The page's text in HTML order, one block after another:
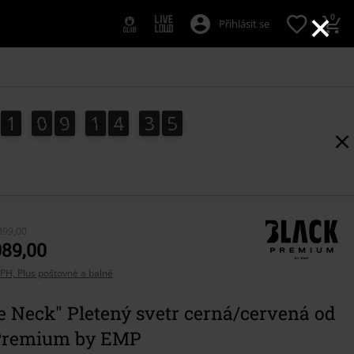
×
Přihlásit se 0
1
1 0
0 9
9 1
1 4
4 3
3 2
3
2
4
3
Plus poštovné a balné
Neck" Pletený svetr cerná/cervená od
by EMP